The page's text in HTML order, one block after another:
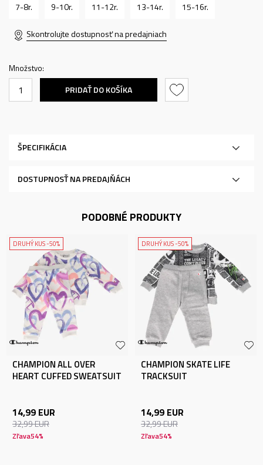
7-8r. 9-10r. 11-12r. 13-14r. 15-16r.
Skontrolujte dostupnosť na predajniach
Množstvo:
PRIDAŤ DO KOŠÍKA
ŠPECIFIKÁCIA
DOSTUPNOSŤ NA PREDAJŇÁCH
PODOBNÉ PRODUKTY
DRUHÝ KUS -50%
CHAMPION ALL OVER
HEART CUFFED SWEATSUIT
14,99 EUR
32,99EUR
Zľava54%
DRUHÝ KUS -50%
CHAMPION SKATE LIFE
TRACKSUIT
14,99 EUR
32,99EUR
Zľava54%